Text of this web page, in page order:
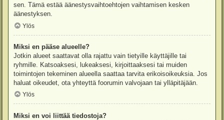
sen. Tämä estää äänestysvaihtoehtojen vaihtamisen kesken
äänestyksen.
Ylös
Miksi en pääse alueelle?
Jotkin alueet saattavat olla rajattu vain tietyille käyttäjille tai
ryhmille. Katsoaksesi, lukeaksesi, kirjoittaaksesi tai muiden
toimintojen tekeminen alueella saattaa tarvita erikoisoikeuksia. Jos
haluat oikeudet, ota yhteyttä foorumin valvojaan tai ylläpitäjään.
Ylös
Miksi en voi liittää tiedostoja?